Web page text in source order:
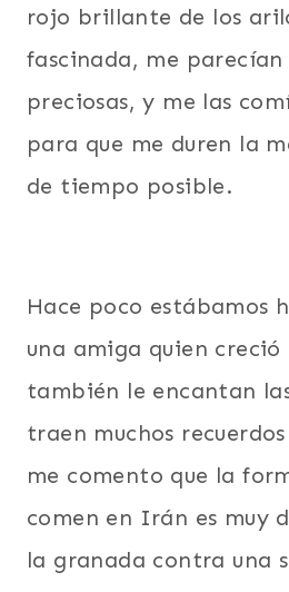
rojo brillante de los
fascinada, me
preciosas, y me las
para que me duren la
de tiempo posible.
Hace poco estábamos
una amiga quien
también le encantan
traen muchos
me comento que la
comen en Irán es muy
la granada contra una